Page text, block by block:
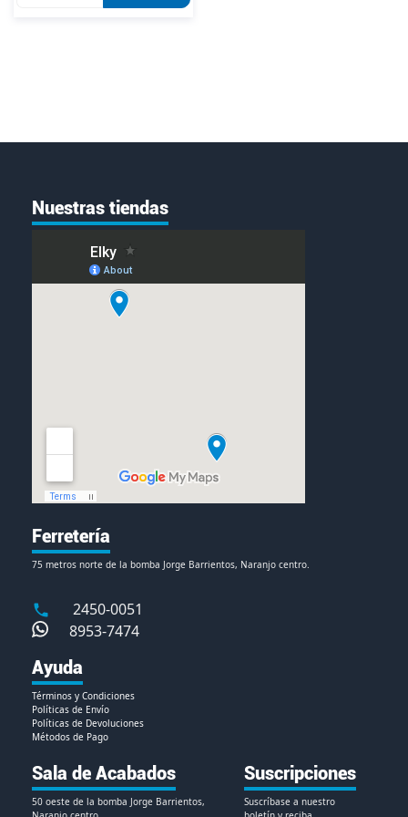
Nuestras tiendas
Ferretería
75 metros norte de la bomba Jorge Barrientos, Naranjo centro.
2450-0051
8953-7474
Ayuda
Términos y Condiciones
Políticas de Envío
Políticas de Devoluciones
Métodos de Pago
Sala de Acabados
50 oeste de la bomba Jorge Barrientos,
Suscripciones
Suscríbase a nuestro